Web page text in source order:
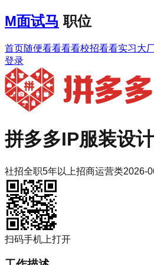
M面试马 职位
首页随便看看看看校招看看实习大
登录
拼多多IP服装设
社招全职5年以上招商运营类2026-
扫码手机上打开